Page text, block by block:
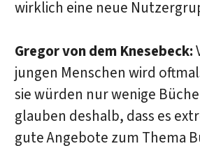
wirklich eine neue
Gregor von dem Knesebeck:
jungen Menschen wird
sie würden nur wenige
glauben deshalb, dass es
gute Angebote zum Thema